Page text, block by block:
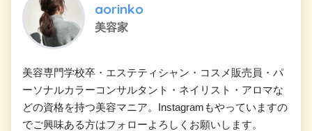
aorinko
美容家
美容専門学校卒・エステティシャン・コスメ販売員・パ
ーソナルカラーコンサルタント・ネイリスト・アロマな
どの資格を持つ美容マニア。Instagramもやっていますの
でご興味ある方はフォローよろしくお願いします。